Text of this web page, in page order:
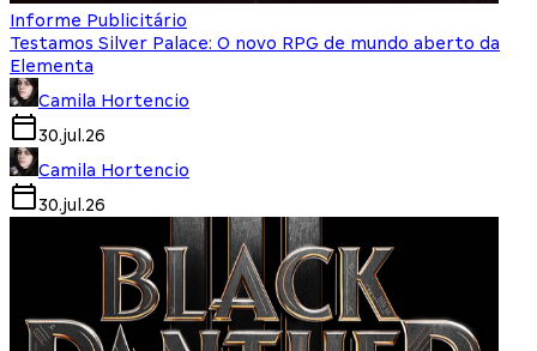
Informe Publicitário
Testamos Silver Palace: O novo RPG de mundo aberto da
Elementa
Camila Hortencio
30.jul.26
Camila Hortencio
30.jul.26